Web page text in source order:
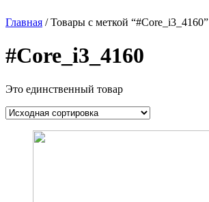
Главная / Товары с меткой “#Core_i3_4160”
#Core_i3_4160
Это единственный товар